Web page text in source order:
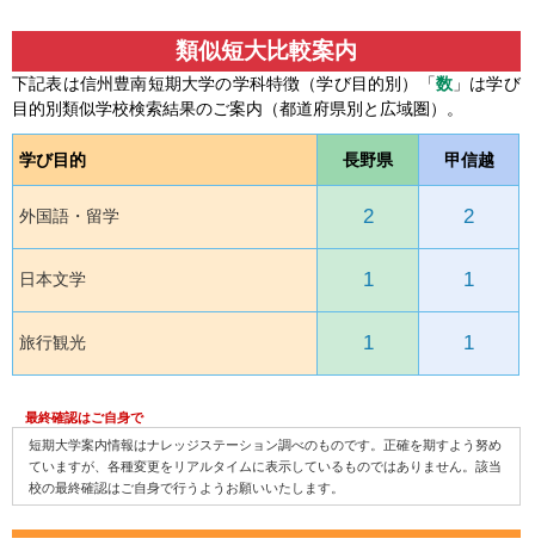
類似短大比較案内
下記表は信州豊南短期大学の学科特徴（学び目的別）「数 」は学び
目的別類似学校検索結果のご案内（都道府県別と広域圏）。
学び目的 長野県 甲信越
外国語・留学 2 2
日本文学 1 1
旅行観光 1 1
最終確認はご自身で
短期大学案内情報はナレッジステーション調べのものです。正確を期すよう努め
ていますが、各種変更をリアルタイムに表示しているものではありません。該当
校の最終確認はご自身で行うようお願いいたします。